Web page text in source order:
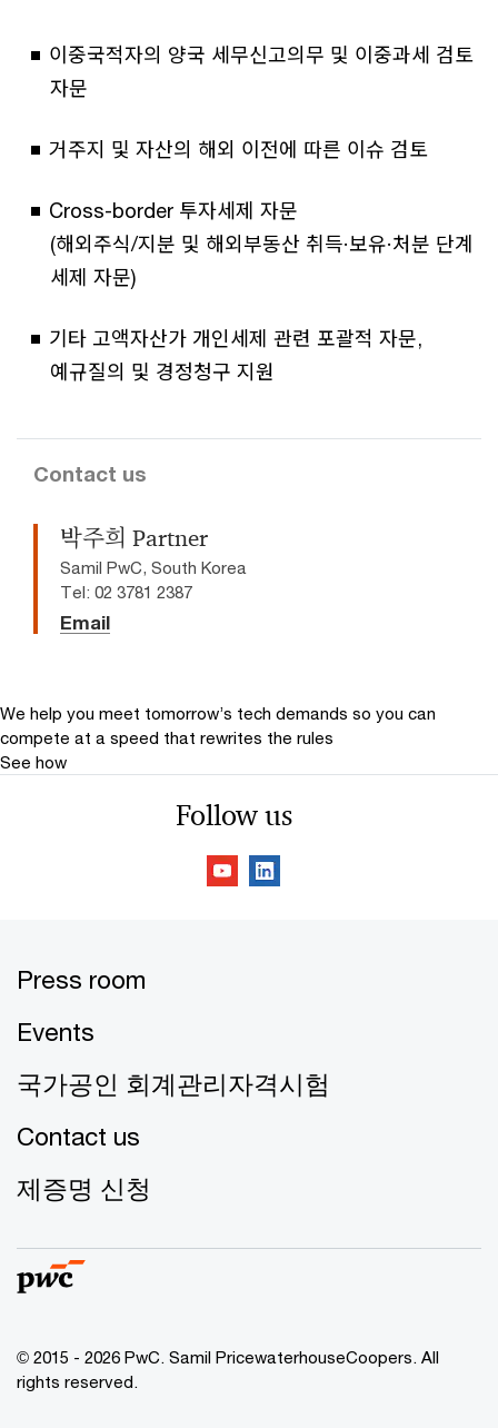
이중국적자의 양국 세무신고의무 및 이중과세 검토
자문
거주지 및 자산의 해외 이전에 따른 이슈 검토
Cross-border 투자세제 자문
(해외주식/지분 및 해외부동산 취득·보유·처분 단계
세제 자문)
기타 고액자산가 개인세제 관련 포괄적 자문,
예규질의 및 경정청구 지원
Contact us
박주희 Partner
Samil PwC, South Korea
Tel: 02 3781 2387
Email
We help you meet tomorrow’s tech demands so you can
compete at a speed that rewrites the rules
See how
Follow us
Press room
Events
국가공인 회계관리자격시험
Contact us
제증명 신청
© 2015 - 2026 PwC. Samil PricewaterhouseCoopers. All
rights reserved.